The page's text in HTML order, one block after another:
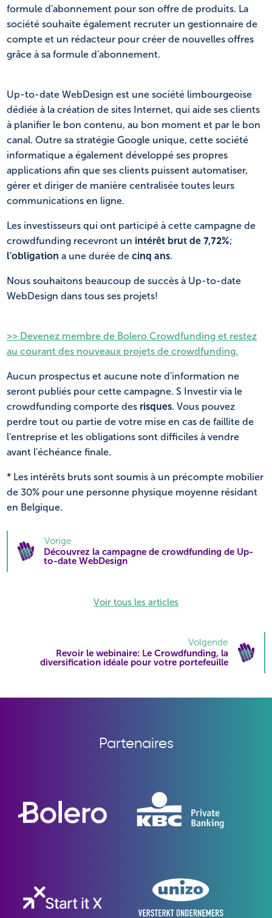
formule d'abonnement pour son offre de produits. La
société souhaite également recruter un gestionnaire de
compte et un rédacteur pour créer de nouvelles offres
grâce à sa formule d'abonnement.
Up-to-date WebDesign est une société limbourgeoise
dédiée à la création de sites Internet, qui aide ses clients
à planifier le bon contenu, au bon moment et par le bon
canal. Outre sa stratégie Google unique, cette société
informatique a également développé ses propres
applications afin que ses clients puissent automatiser,
gérer et diriger de manière centralisée toutes leurs
communications en ligne.
Les investisseurs qui ont participé à cette campagne de
crowdfunding recevront un intérêt brut de 7,72%;
l'obligation a une durée de cinq ans.
Nous souhaitons beaucoup de succès à Up-to-date
WebDesign dans tous ses projets!
>> Devenez membre de Bolero Crowdfunding et restez
au courant des nouveaux projets de crowdfunding.
Aucun prospectus et aucune note d'information ne
seront publiés pour cette campagne. S Investir via le
crowdfunding comporte des risques. Vous pouvez
perdre tout ou partie de votre mise en cas de faillite de
l'entreprise et les obligations sont difficiles à vendre
avant l'échéance finale.
* Les intérêts bruts sont soumis à un précompte mobilier
de 30% pour une personne physique moyenne résidant
en Belgique.
Vorige
Découvrez la campagne de crowdfunding de Up-
to-date WebDesign
Voir tous les articles
Volgende
Revoir le webinaire: Le Crowdfunding, la
diversification idéale pour votre portefeuille
Partenaires